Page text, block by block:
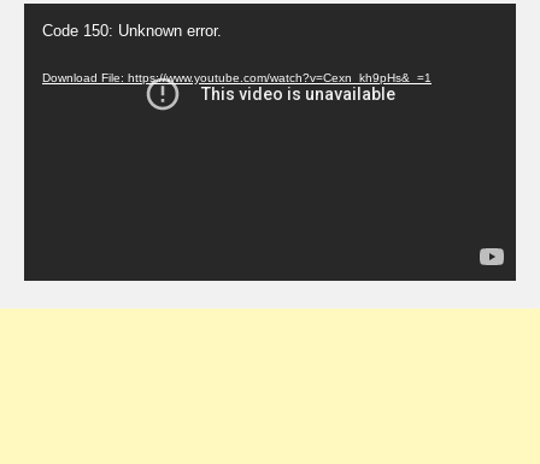
Video
Player
Code 150: Unknown error.
Download File: https://www.youtube.com/watch?v=Cexn_kh9pHs&_=1